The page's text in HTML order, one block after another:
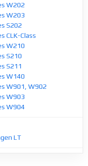
W202
W203
S202
CLK-Class
W210
S210
S211
W140
W901, W902
W903
W904
LT